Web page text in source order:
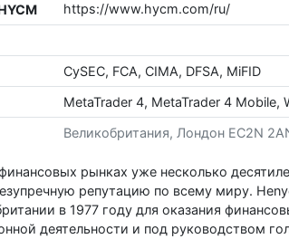
https://www.hycm.com/ru/
CySEC, FCA, CIMA, DFSA, MiFID
MetaTrader 4, MetaTrader 4 Mobile,
Великобритания, Лондон EC2N
рынках уже несколько
репутацию по всему миру.
в 1977 году для оказания
деятельности и под руководством